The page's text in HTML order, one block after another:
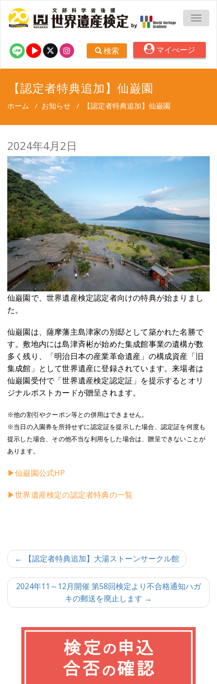
検索 マイぺージ
【認定者特典追加】仙巌園
ホーム / お知らせ / 【認定者特典追加】仙巌園
2024年4月2日
仙巌園で、世界遺産検定認定者向けの特典が始まりまし
た。
仙巌園は、薩摩藩主島津家の別邸として築かれた名勝で
す。敷地内には島津斉彬が始めた集成館事業の遺構が数
多く残り、「明治日本の産業革命遺産」の構成資産「旧
集成館」として世界遺産に登録されています。来場者は
仙巌園受付で「世界遺産検定認定証」を提示するとオリ
ジナルポストカードが贈呈されます。
※他の割引やクーポン等との併用はできません。
※当日の入園券を所持せずに認定証を提示した場合、認定証を何度も
提示した場合、その他不当な利用をした場合は、贈呈できないことが
あります。
▶仙巌園公式HP
▶世界遺産検定の認定者特典の一覧
投
稿
ナ
ビ
← 【認定者特典追加】大湯ストーンサークル館
2024年11～12月開催 第58回検定より不合格通知ハガ
キの郵送を廃止します →